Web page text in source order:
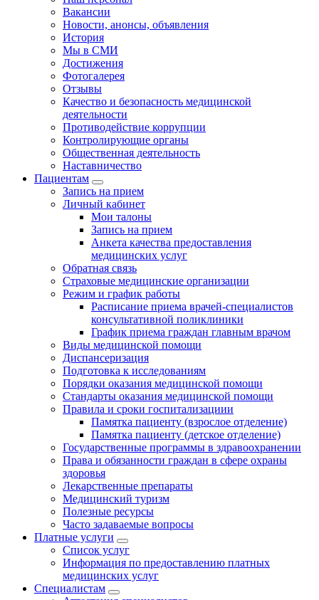
Вакансии
Новости, анонсы, объявления
История
Мы в СМИ
Достижения
Фотогалерея
Отзывы
Качество и безопасность медицинской
деятельности
Противодействие коррупции
Контролирующие органы
Общественная деятельность
Наставничество
Пациентам
Запись на прием
Личный кабинет
Мои талоны
Запись на прием
Анкета качества предоставления
медицинских услуг
Обратная связь
Страховые медицинские организации
Режим и график работы
Расписание приема врачей-специалистов
консультативной поликлиники
График приема граждан главным врачом
Виды медицинской помощи
Диспансеризация
Подготовка к исследованиям
Порядки оказания медицинской помощи
Стандарты оказания медицинской помощи
Правила и сроки госпитализациии
Памятка пациенту (взрослое отделение)
Памятка пациенту (детское отделение)
Государственные программы в здравоохранении
Права и обязанности граждан в сфере охраны
здоровья
Лекарственные препараты
Медицинский туризм
Полезные ресурсы
Часто задаваемые вопросы
Платные услуги
Список услуг
Информация по предоставлению платных
медицинских услуг
Специалистам